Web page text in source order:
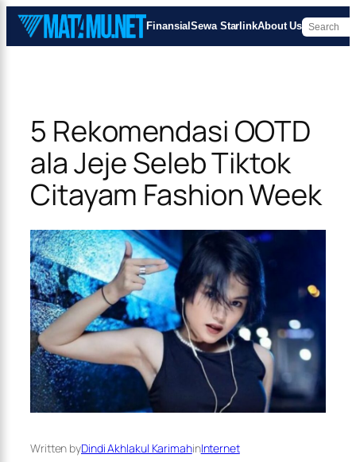
Skip
content
FinansialSewa StarlinkAbout Us
5 Rekomendasi OOTD
ala Jeje Seleb Tiktok
Citayam Fashion Week
Written byDindi Akhlakul KarimahinInternet